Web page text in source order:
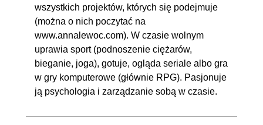
wszystkich projektów, których się podejmuje
(można o nich poczytać na
www.annalewoc.com). W czasie wolnym
uprawia sport (podnoszenie ciężarów,
bieganie, joga), gotuje, ogląda seriale albo gra
w gry komputerowe (głównie RPG). Pasjonuje
ją psychologia i zarządzanie sobą w czasie.